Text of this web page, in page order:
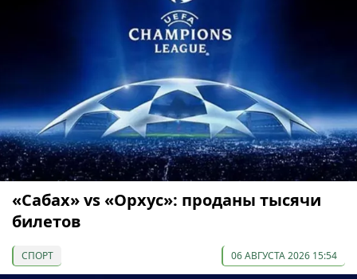
«Сабах» vs «Орхус»: проданы тысячи
билетов
СПОРТ 06 АВГУСТА 2026 15:54